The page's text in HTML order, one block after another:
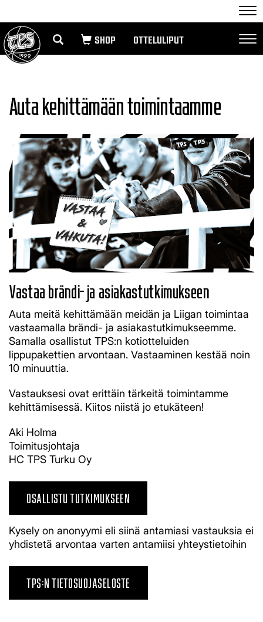
OTTELULIPUT
Auta kehittämään toimintaamme
Vastaa brändi- ja asiakastutkimukseen
Auta meitä kehittämään meidän ja Liigan toimintaa
vastaamalla brändi- ja asiakastutkimukseemme.
Samalla osallistut TPS:n kotiotteluiden
lippupakettien arvontaan. Vastaaminen kestää noin
10 minuuttia.
Vastauksesi ovat erittäin tärkeitä toimintamme
kehittämisessä. Kiitos niistä jo etukäteen!
Aki Holma
Toimitusjohtaja
HC TPS Turku Oy
OSALLISTU TUTKIMUKSEEN
Kysely on anonyymi eli siinä antamiasi vastauksia ei
yhdistetä arvontaa varten antamiisi yhteystietoihin
TPS:N TIETOSUOJASELOSTE